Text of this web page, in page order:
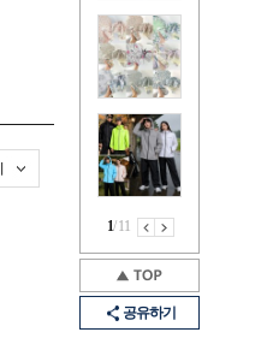
1/11
공유하기